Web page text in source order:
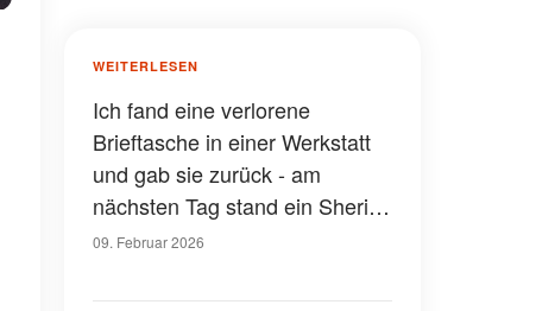
WEITERLESEN
Ich fand eine verlorene
Brieftasche in einer Werkstatt
und gab sie zurück - am
nächsten Tag stand ein Sheriff
vor meiner Tür
09. Februar 2026